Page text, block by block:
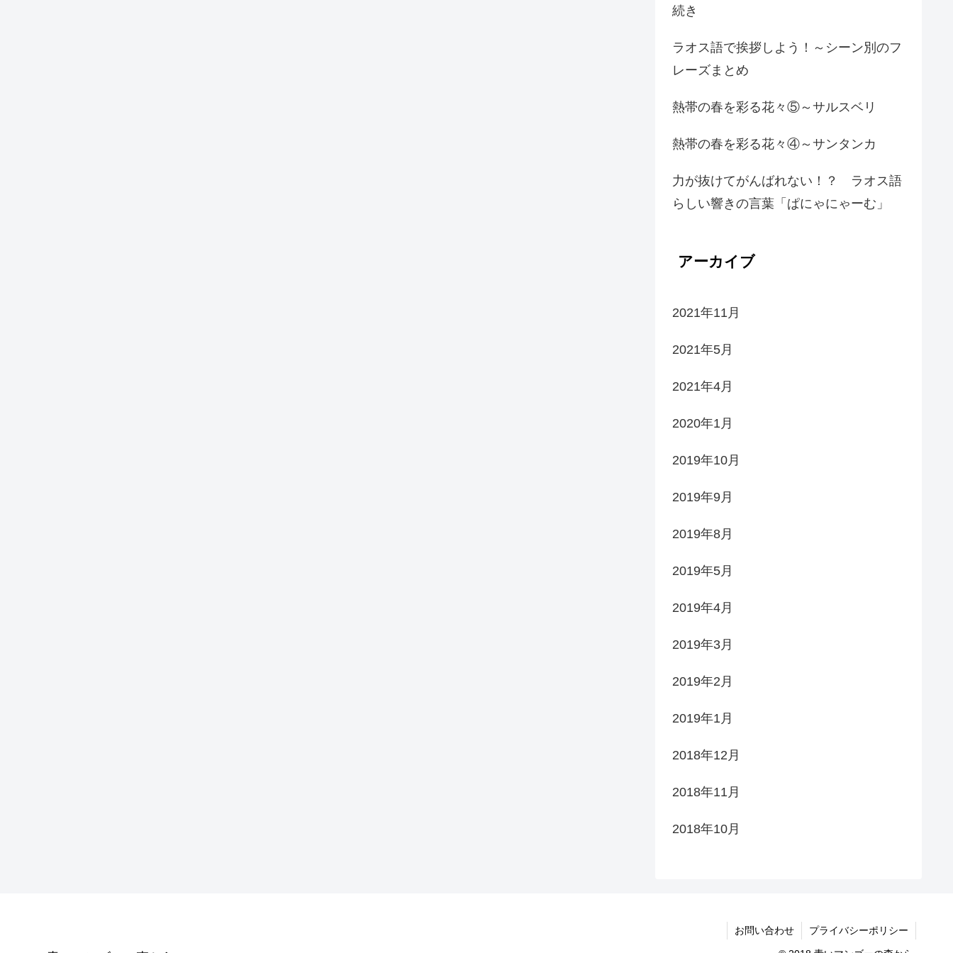
続き
ラオス語で挨拶しよう！～シーン別のフ
レーズまとめ
熱帯の春を彩る花々⑤～サルスベリ
熱帯の春を彩る花々④～サンタンカ
力が抜けてがんばれない！？ ラオス語
らしい響きの言葉「ぱにゃにゃーむ」
アーカイブ
2021年11月
2021年5月
2021年4月
2020年1月
2019年10月
2019年9月
2019年8月
2019年5月
2019年4月
2019年3月
2019年2月
2019年1月
2018年12月
2018年11月
2018年10月
お問い合わせ プライバシーポリシー